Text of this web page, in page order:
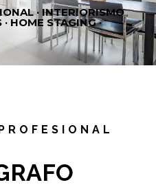
· INTERIORISMO
HOME STAGING ·